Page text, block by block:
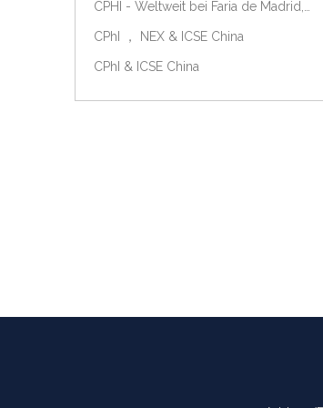
CPhI ， NEX & ICSE China
CPhI & ICSE China